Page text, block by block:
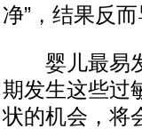
净”，结果反
婴儿最易发
期发生这些过
状的机会，将